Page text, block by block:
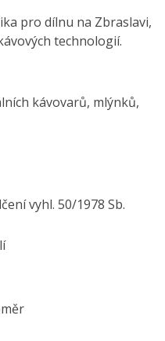
pro dílnu na Zbraslavi,
technologií.
kávovarů, mlýnků,
vyhl. 50/1978 Sb.